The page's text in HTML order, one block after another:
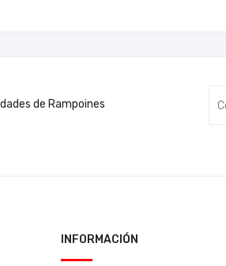
de Rampoines
INFORMACIÓN